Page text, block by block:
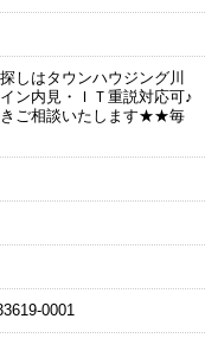
しはタウンハウジング川
ン内見・ＩＴ重説対応可♪
きご相談いたします★★毎
0001